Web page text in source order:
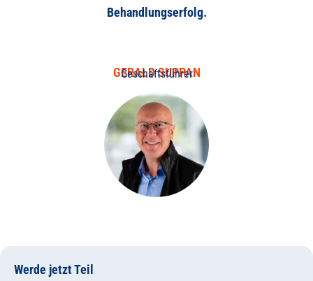
Behandlungserfolg.
GERALD SUPPAN
Geschäftsführer
Werde jetzt Teil